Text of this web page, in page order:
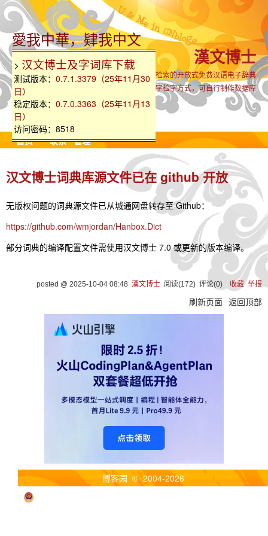
愛我中華，肄我中文
> 汉文博士及字词库下载
测试版本： 0.7.1.3379（25年11月30
日）
稳定版本： 0.7.0.3363（25年11月13
日）
访问密码：8518
漢文博士
支持生僻古难字全汉字集检索的开放式免费汉语电子辞典
内置国粤语同音字、部首、笔画、部件组字检字方式，可自行制作数据库
首页 联系 管理
汉文博士词典库源文件已在 github 开放
无版权问题的词典源文件已从城通网盘转存至 Github：
https://github.com/wmjordan/Hanbox.Dict
部分词典的编译配置文件需使用汉文博士 7.0 或更新的版本编译。
posted @ 2025-10-04 08:48 漢文博士 阅读(172) 评论(0) 收藏 举报
刷新页面 返回顶部
博客园 © 2004-2026